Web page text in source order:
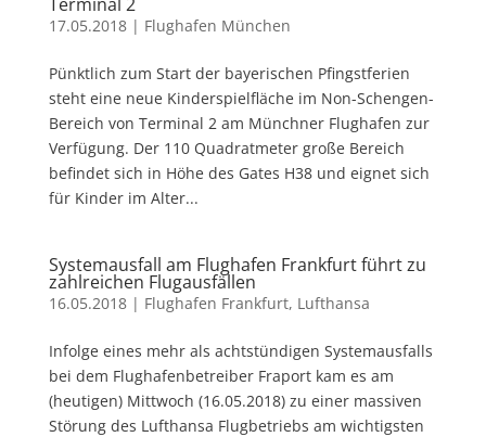
17.05.2018| Flughafen München
Pünktlich zum Start der bayerischen Pfingstferien
steht eine neue Kinderspielfläche im Non-Schengen-
Bereich von Terminal 2 am Münchner Flughafen zur
Verfügung. Der 110 Quadratmeter große Bereich
befindet sich in Höhe des Gates H38 und eignet sich
für Kinder im Alter...
Systemausfall am Flughafen Frankfurt führt zu
zahlreichen Flugausfällen
16.05.2018| Flughafen Frankfurt, Lufthansa
Infolge eines mehr als achtstündigen Systemausfalls
bei dem Flughafenbetreiber Fraport kam es am
(heutigen) Mittwoch (16.05.2018) zu einer massiven
Störung des Lufthansa Flugbetriebs am wichtigsten